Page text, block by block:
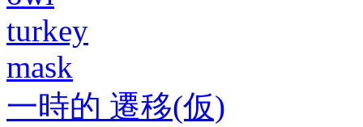
turkey
mask
一時的 遷移(仮)